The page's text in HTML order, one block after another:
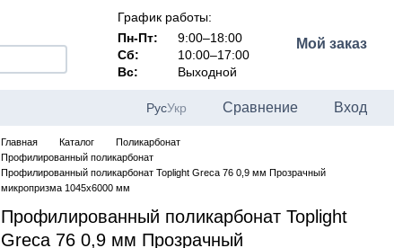
График работы:
Пн-Пт:
9:00–18:00
Сб:
10:00–17:00
Вс:
Выходной
Мой заказ
РусУкр Сравнение Вход
Главная Каталог
Поликарбонат
Профилированный поликарбонат
Профилированный поликарбонат Toplight Greca 76 0,9 мм Прозрачный
микропризма 1045x6000 мм
Профилированный поликарбонат Toplight
Greca 76 0,9 мм Прозрачный